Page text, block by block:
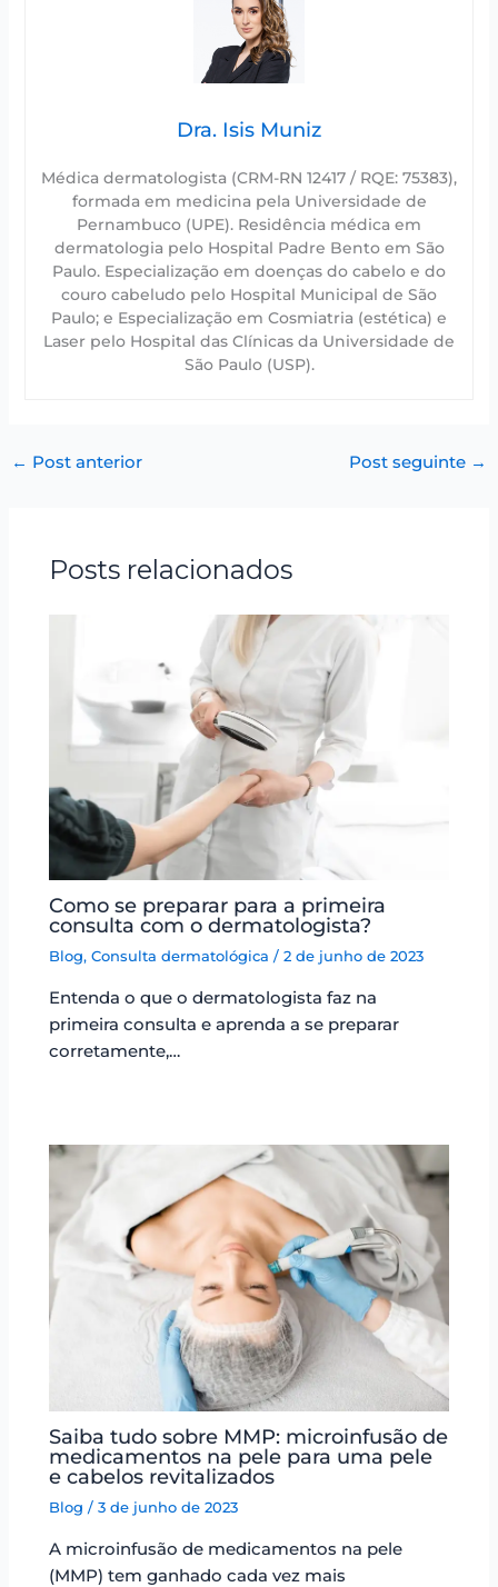
Dra. Isis Muniz
Médica dermatologista (CRM-RN 12417 / RQE: 75383),
formada em medicina pela Universidade de
Pernambuco (UPE). Residência médica em
dermatologia pelo Hospital Padre Bento em São
Paulo. Especialização em doenças do cabelo e do
couro cabeludo pelo Hospital Municipal de São
Paulo; e Especialização em Cosmiatria (estética) e
Laser pelo Hospital das Clínicas da Universidade de
São Paulo (USP).
← Post anterior Post seguinte →
Posts relacionados
Como se preparar para a primeira
consulta com o dermatologista?
Blog,Consulta dermatológica /2 de junho de 2023
Entenda o que o dermatologista faz na
primeira consulta e aprenda a se preparar
corretamente,…
Saiba tudo sobre MMP: microinfusão de
medicamentos na pele para uma pele
e cabelos revitalizados
Blog /3 de junho de 2023
A microinfusão de medicamentos na pele
(MMP) tem ganhado cada vez mais